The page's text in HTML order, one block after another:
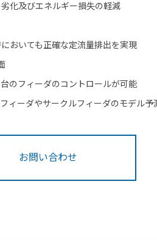
化及びエネルギー損失の軽減
おいても正確な定流量排出を実現
のフィーダのコントロールが可能
ィーダやサークルフィーダのモデル予
お問い合わせ